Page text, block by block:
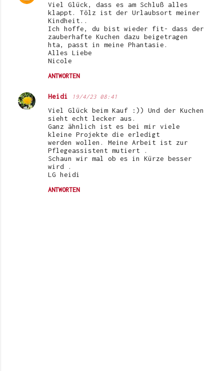
Viel Glück, dass es am Schluß alles
klappt. Tölz ist der Urlaubsort meiner
Kindheit..
Ich hoffe, du bist wieder fit- dass der
zauberhafte Kuchen dazu beigetragen
hta, passt in meine Phantasie.
Alles Liebe
Nicole
ANTWORTEN
Heidi 19/4/23 08:41
Viel Glück beim Kauf :)) Und der Kuchen
sieht echt lecker aus.
Ganz ähnlich ist es bei mir viele
kleine Projekte die erledigt
werden wollen. Meine Arbeit ist zur
Pflegeassistent mutiert .
Schaun wir mal ob es in Kürze besser
wird .
LG heidi
ANTWORTEN